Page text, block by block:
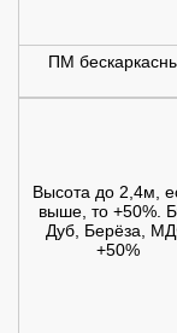
ПМ
Высота до 2,4м,
выше, то +50%.
Дуб, Берёза,
+50%